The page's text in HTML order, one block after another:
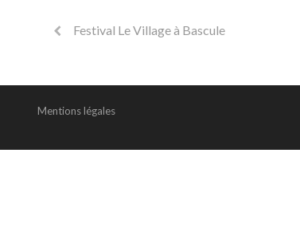
Festival Le Village à Bascule
Mentions légales